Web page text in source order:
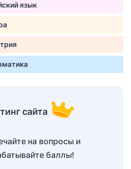
язык
сайта
на вопросы и
баллы!